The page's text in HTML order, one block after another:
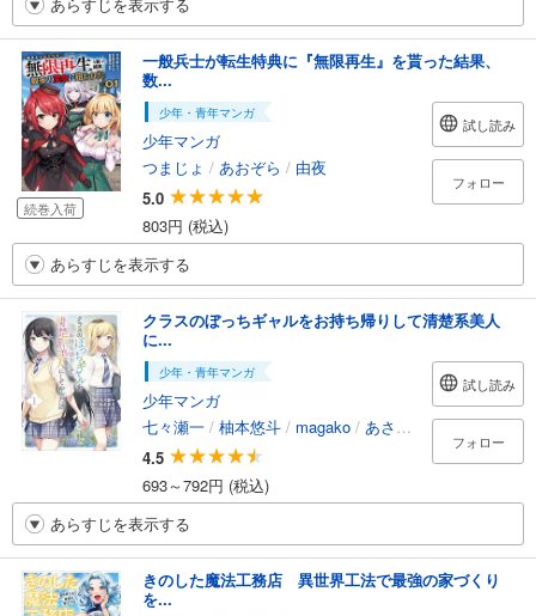
続巻入荷
一般兵士が転生特典に『無限再生』を貰った結果、
数...
少年・青年マンガ
少年マンガ
つまじょ / あおぞら / 由夜
5.0
803円 (税込)
試し読み
フォロー
あらすじを表示する
クラスのぼっちギャルをお持ち帰りして清楚系美人
に...
少年・青年マンガ
少年マンガ
七々瀬一 / 柚本悠斗 / magako / あさぎ屋
4.5
693～792円 (税込)
試し読み
フォロー
あらすじを表示する
きのした魔法工務店 異世界工法で最強の家づくり
を...